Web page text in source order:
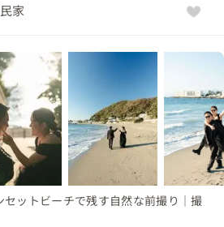
家
セットビーチで残す自然な前撮り｜撮